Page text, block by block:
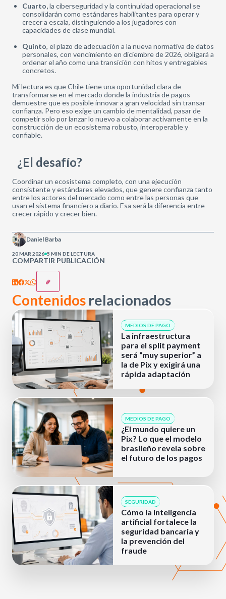
Cuarto,la ciberseguridad y la continuidad operacional se
consolidarán como estándares habilitantes para operar y
crecer a escala, distinguiendo a los jugadores con
capacidades de clase mundial.
Quinto, el plazo de adecuación a la nueva normativa de datos
personales, con vencimiento en diciembre de 2026, obligará a
ordenar el año como una transición con hitos y entregables
concretos.
Mi lectura es que Chile tiene una oportunidad clara de
transformarse en el mercado donde la industria de pagos
demuestre que es posible innovar a gran velocidad sin transar
confianza. Pero eso exige un cambio de mentalidad, pasar de
competir solo por lanzar lo nuevo a colaborar activamente en la
construcción de un ecosistema robusto, interoperable y
confiable.
¿El desafío?
Coordinar un ecosistema completo, con una ejecución
consistente y estándares elevados, que genere confianza tanto
entre los actores del mercado como entre las personas que
usan el sistema financiero a diario. Esa será la diferencia entre
crecer rápido y crecer bien.
COMPARTIR PUBLICACIÓN
Daniel Barba
20 MAR 2026 5 MIN DE LECTURA
Contenidos relacionados
MEDIOS DE PAGO
La infraestructura
para el split payment
será “muy superior” a
la de Pix y exigirá una
rápida adaptación
MEDIOS DE PAGO
¿El mundo quiere un
Pix? Lo que el modelo
brasileño revela sobre
el futuro de los pagos
SEGURIDAD
Cómo la inteligencia
artificial fortalece la
seguridad bancaria y
la prevención del
fraude